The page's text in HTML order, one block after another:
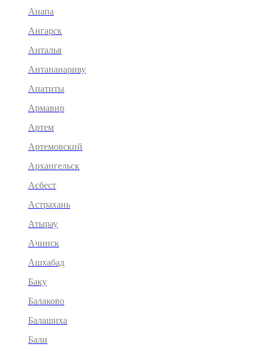
Анапа
Ангарск
Анталья
Антананариву
Апатиты
Армавир
Артем
Артемовский
Архангельск
Асбест
Астрахань
Атырау
Ачинск
Ашхабад
Баку
Балаково
Балашиха
Бали